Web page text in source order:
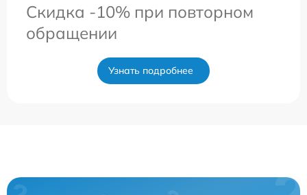
Скидка -10% при повторном
обращении
Узнать подробнее